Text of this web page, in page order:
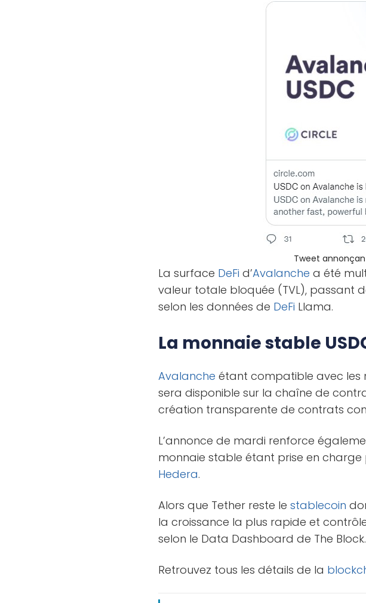
Tweet annonçant
La surface DeFi d’Avalanche a été
valeur totale bloquée (TVL), passant
selon les données de DeFi Llama.
La monnaie stable
Avalanche étant compatible avec les
sera disponible sur la chaîne de
création transparente de contrats
L’annonce de mardi renforce
monnaie stable étant prise en charge
Hedera.
Alors que Tether reste lestablecoin
la croissance la plus rapide et
selon le Data Dashboard de The Block.
Retrouvez tous les détails de la